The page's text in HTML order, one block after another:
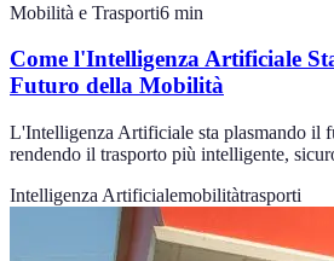
Mobilità e Trasporti6 min
Come l'Intelligenza Artificiale
Futuro della Mobilità
L'Intelligenza Artificiale sta plasmando il
rendendo il trasporto più intelligente,
Intelligenza Artificialemobilitàtrasporti